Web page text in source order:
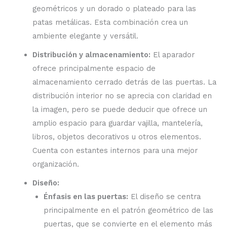
geométricos y un dorado o plateado para las
patas metálicas. Esta combinación crea un
ambiente elegante y versátil.
Distribución y almacenamiento: El aparador
ofrece principalmente espacio de
almacenamiento cerrado detrás de las puertas. La
distribución interior no se aprecia con claridad en
la imagen, pero se puede deducir que ofrece un
amplio espacio para guardar vajilla, mantelería,
libros, objetos decorativos u otros elementos.
Cuenta con estantes internos para una mejor
organización.
Diseño:
Énfasis en las puertas: El diseño se centra
principalmente en el patrón geométrico de las
puertas, que se convierte en el elemento más